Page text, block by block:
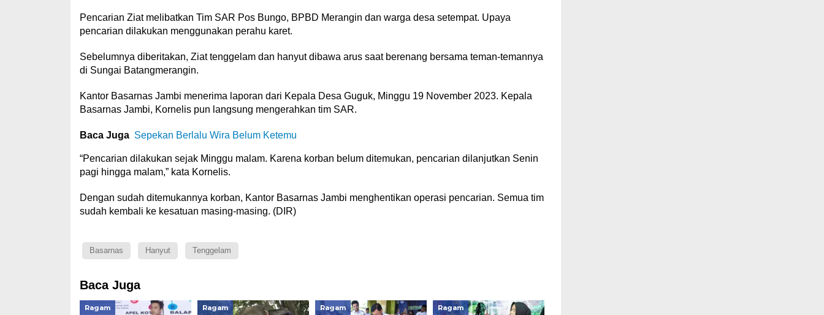
Pencarian Ziat melibatkan Tim SAR Pos Bungo, BPBD Merangin dan warga desa setempat. Upaya
pencarian dilakukan menggunakan perahu karet.
Sebelumnya diberitakan, Ziat tenggelam dan hanyut dibawa arus saat berenang bersama teman-temannya
di Sungai Batangmerangin.
Kantor Basarnas Jambi menerima laporan dari Kepala Desa Guguk, Minggu 19 November 2023. Kepala
Basarnas Jambi, Kornelis pun langsung mengerahkan tim SAR.
Baca Juga Sepekan Berlalu Wira Belum Ketemu
“Pencarian dilakukan sejak Minggu malam. Karena korban belum ditemukan, pencarian dilanjutkan Senin
pagi hingga malam,” kata Kornelis.
Dengan sudah ditemukannya korban, Kantor Basarnas Jambi menghentikan operasi pencarian. Semua tim
sudah kembali ke kesatuan masing-masing. (DIR)
Basarnas Hanyut Tenggelam
Baca Juga
Ragam Ragam Ragam Ragam